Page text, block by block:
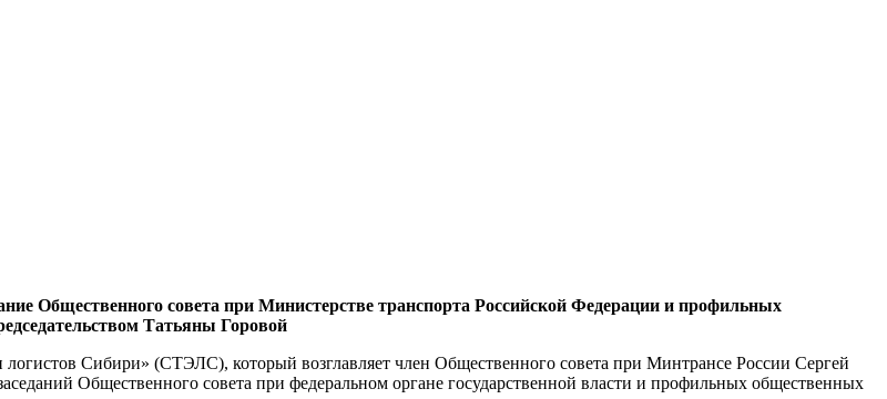
Общественного совета при Министерстве транспорта Российской Федерации и профильных
Татьяны Горовой
Сибири» (СТЭЛС), который возглавляет член Общественного совета при Минтрансе России Сергей
Общественного совета при федеральном органе государственной власти и профильных общественных